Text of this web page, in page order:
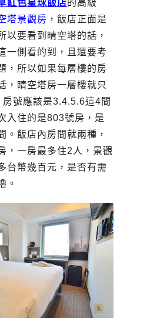
紅色星球飯店的高級
塔景觀房 ，飯店正面是
以要看到晴空塔的話，
一側看的到，且還要考
，所以如果每層樓的房
，晴空塔房一層樓就只
房號應該是3.4.5.6這4間
入住的是803號房，是
。飯店內房間就兩種，
，一房最多住2人，景觀
台幣幾百元，是否有需
。